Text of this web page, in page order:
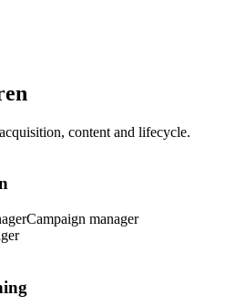
content and lifecycle.
manager